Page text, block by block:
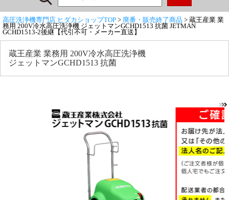
高圧洗浄機専門店 ヒダカショップTOP > 廃番・販売終了商品 > 蔵王産業 業
務用 200V冷水高圧洗浄機 ジェットマンGCHD1513 抗菌 JETMAN
GCHD1513-2後継【代引不可・メーカー直送】
蔵王産業 業務用 200V冷水高圧洗浄機
ジェットマンGCHD1513 抗菌